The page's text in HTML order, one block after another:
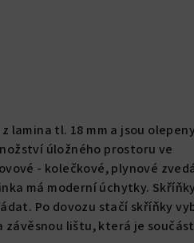
lamina tl. 18 mm a jsou
úložného prostoru ve
- kolečkové, plynové
má moderní úchytky.
Po dovozu stačí skříňky
závěsnou lištu, která je